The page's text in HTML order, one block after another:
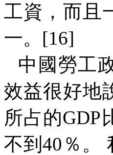
工資，而且
一。 [16]
中國勞工
效益很好地
所占的GDP
不到40 ％。